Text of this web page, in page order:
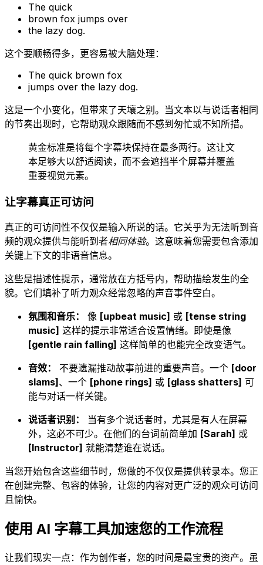
The quick
brown fox jumps over
the lazy dog.
这个要顺畅得多，更容易被大脑处理：
The quick brown fox
jumps over the lazy dog.
这是一个小变化，但带来了天壤之别。当文本以与说话者相同
的节奏出现时，它帮助观众跟随而不感到匆忙或不知所措。
黄金标准是将每个字幕块保持在最多两行。这让文
本足够大以舒适阅读，而不会遮挡半个屏幕并覆盖
重要视觉元素。
让字幕真正可访问
真正的可访问性不仅仅是输入所说的话。它关乎为无法听到音
频的观众提供与能听到者相同体验。这意味着您需要包含添加
关键上下文的非语音信息。
这些是描述性提示，通常放在方括号内，帮助描绘发生的全
貌。它们填补了听力观众经常忽略的声音事件空白。
氛围和音乐：
像 [upbeat music] 或 [tense string
music] 这样的提示非常适合设置情绪。即使是像
[gentle rain falling] 这样简单的也能完全改变语气。
音效：
不要遗漏推动故事前进的重要声音。一个 [door
slams]、一个 [phone rings] 或 [glass shatters] 可
能与对话一样关键。
说话者识别：
当有多个说话者时，尤其是有人在屏幕
外，这必不可少。在他们的台词前简单加 [Sarah] 或
[Instructor] 就能清楚谁在说话。
当您开始包含这些细节时，您做的不仅仅是提供转录本。您正
在创建完整、包容的体验，让您的内容对更广泛的观众可访问
且愉快。
使用 AI 字幕工具加速您的工作流程
让我们现实一点：作为创作者，您的时间是最宝贵的资产。虽